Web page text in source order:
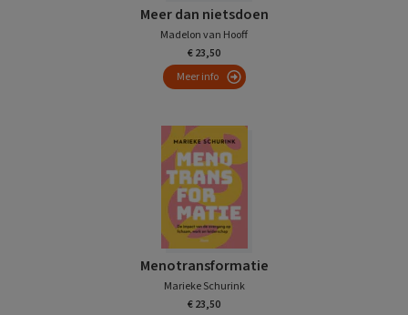
Meer dan nietsdoen
Madelon van Hooff
€ 23,50
Meer info
Menotransformatie
Marieke Schurink
€ 23,50